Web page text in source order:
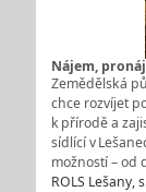
Nájem,
Zemědělská
chce rozvíjet
k přírodě a
sídlící v
možností –
ROLS Lešany,